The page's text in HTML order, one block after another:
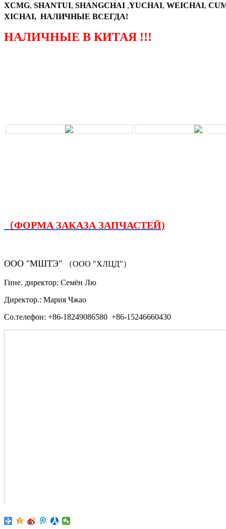
XCMG, SHANTUI, SHANGCHAI ,YUCHAI, WEICHAI,
XICHAI, НАЛИЧНЫЕ ВСЕГДА!
НАЛИЧНЫЕ В КИТАЯ !!!
（ФОРМА ЗАКАЗА ЗАПЧАСТЕЙ)
ООО "МШТЭ" （ООО "ХЛЦД"）
Гине. директор: Семён Лю
Директор.: Мария Чжао
Со.телефон: +86-18249086580 +86-15246660430